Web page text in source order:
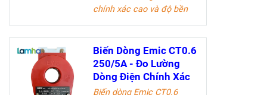
chính xác cao và độ bền
tưởng cho các kỹ sư điện
và doanh nghiệp trong
ngành công nghiệp điện.
Tài liệu kỹ thuật
Biến Dòng Emic CT0.6
250/5A - Đo Lường
Dòng Điện Chính Xác
Biến dòng Emic CT0.6